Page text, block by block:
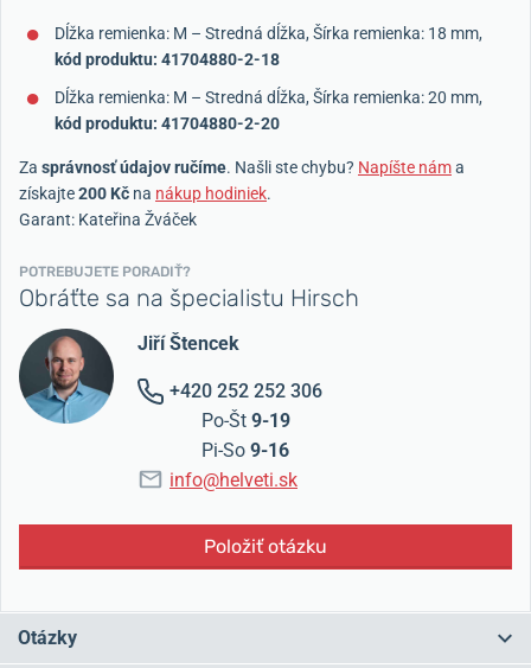
Dĺžka remienka: M – Stredná dĺžka, Šírka remienka: 18 mm,
kód produktu: 41704880-2-18
Dĺžka remienka: M – Stredná dĺžka, Šírka remienka: 20 mm,
kód produktu: 41704880-2-20
Za správnosť údajov ručíme. Našli ste chybu? Napíšte náma
získajte200 Kč na nákup hodiniek.
Garant: Kateřina Žváček
POTREBUJETE PORADIŤ?
Obráťte sa na špecialistu Hirsch
Jiří Štencek
+420 252 252 306
Po-Št 9-19
Pi-So 9-16
info@helveti.sk
Položiť otázku
Otázky